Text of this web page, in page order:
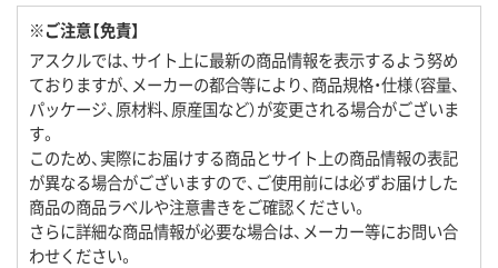
※ご注意【免責】
アスクルでは、サイト上に最新の商品情報を表示するよう努め
ておりますが、メーカーの都合等により、商品規格・仕様（容量、
パッケージ、原材料、原産国など）が変更される場合がございま
す。
このため、実際にお届けする商品とサイト上の商品情報の表記
が異なる場合がございますので、ご使用前には必ずお届けした
商品の商品ラベルや注意書きをご確認ください。
さらに詳細な商品情報が必要な場合は、メーカー等にお問い合
わせください。